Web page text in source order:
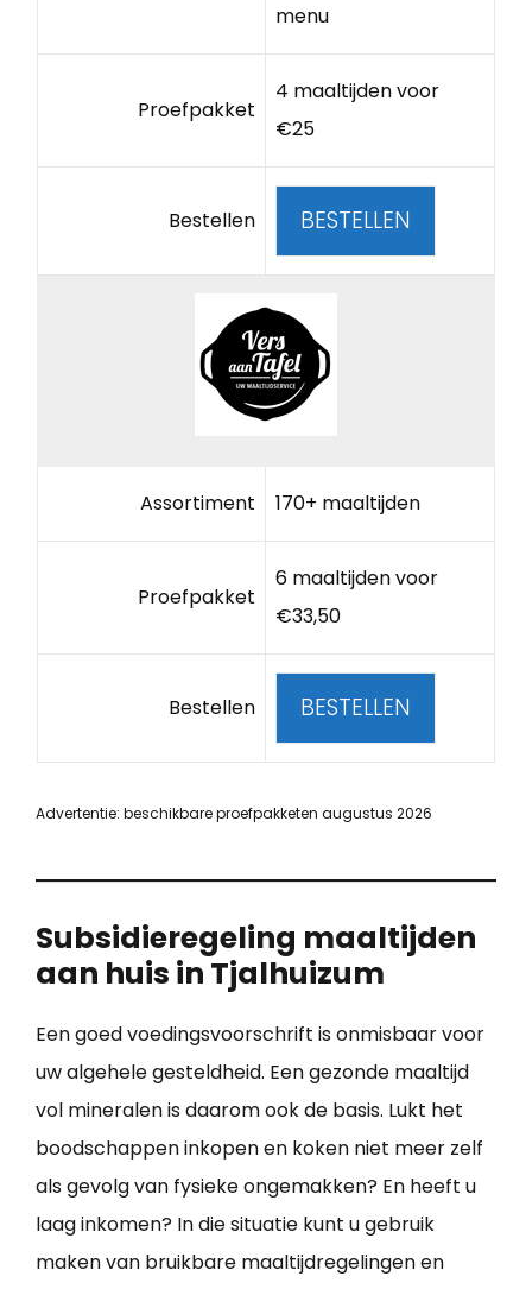
menu
Proefpakket
4 maaltijden voor
€25
Bestellen BESTELLEN
Assortiment 170+ maaltijden
Proefpakket
6 maaltijden voor
€33,50
Bestellen BESTELLEN
Advertentie: beschikbare proefpakketen augustus 2026
Subsidieregeling maaltijden
aan huis in Tjalhuizum
Een goed voedingsvoorschrift is onmisbaar voor
uw algehele gesteldheid. Een gezonde maaltijd
vol mineralen is daarom ook de basis. Lukt het
boodschappen inkopen en koken niet meer zelf
als gevolg van fysieke ongemakken? En heeft u
laag inkomen? In die situatie kunt u gebruik
maken van bruikbare maaltijdregelingen en